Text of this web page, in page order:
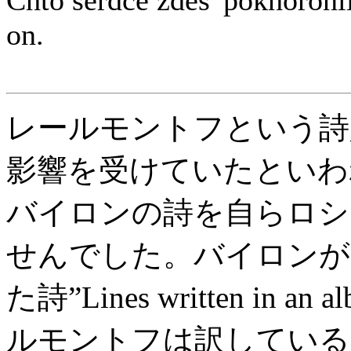
on.
レールモントフという
影響を受けていたとい
バイロンの詩を自らロ
せんでした。バイロン
た詩”Lines written in an
ルモントフは訳してい